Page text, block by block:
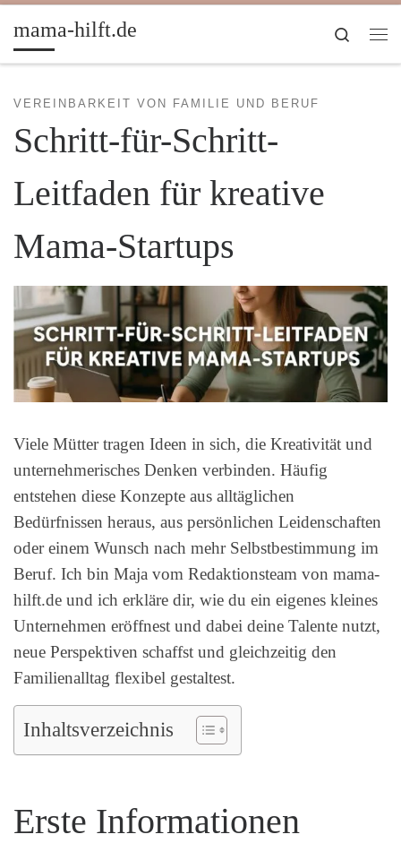
Zum Inhalt springen
mama-hilft.de
Search
VEREINBARKEIT VON FAMILIE UND BERUF
Schritt-für-Schritt-
Leitfaden für kreative
Mama-Startups
Viele Mütter tragen Ideen in sich, die Kreativität und
unternehmerisches Denken verbinden. Häufig
entstehen diese Konzepte aus alltäglichen
Bedürfnissen heraus, aus persönlichen Leidenschaften
oder einem Wunsch nach mehr Selbstbestimmung im
Beruf. Ich bin Maja vom Redaktionsteam von mama-
hilft.de und ich erkläre dir, wie du ein eigenes kleines
Unternehmen eröffnest und dabei deine Talente nutzt,
neue Perspektiven schaffst und gleichzeitig den
Familienalltag flexibel gestaltest.
Inhaltsverzeichnis
Erste Informationen